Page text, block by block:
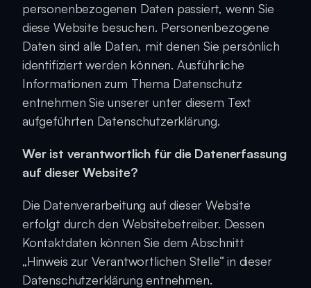
personenbezogenen Daten passiert, wenn Sie
diese Website besuchen. Personenbezogene
Daten sind alle Daten, mit denen Sie persönlich
identifiziert werden können. Ausführliche
Informationen zum Thema Datenschutz
entnehmen Sie unserer unter diesem Text
aufgeführten Datenschutzerklärung.
Wer ist verantwortlich für die Datenerfassung
auf dieser Website?
Die Datenverarbeitung auf dieser Website
erfolgt durch den Websitebetreiber. Dessen
Kontaktdaten können Sie dem Abschnitt
„Hinweis zur Verantwortlichen Stelle“ in dieser
Datenschutzerklärung entnehmen.